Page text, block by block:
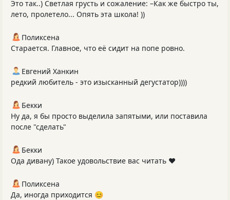
Это так..) Светлая грусть и сожаление: –Как же быстро ты,
лето, пролетело... Опять эта школа! ))
Поликсена
Старается. Главное, что её сидит на попе ровно.
Евгений Ханкин
редкий любитель - это изысканный дегустатор))))
Бекки
Ну да, я бы просто выделила запятыми, или поставила
после "сделать"
Бекки
Ода дивану) Такое удовольствие вас читать ❤️
Поликсена
Да, иногда приходится 😊